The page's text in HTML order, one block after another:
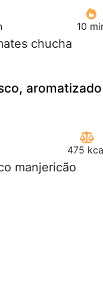
10
chucha
aromatizado
475
manjericão